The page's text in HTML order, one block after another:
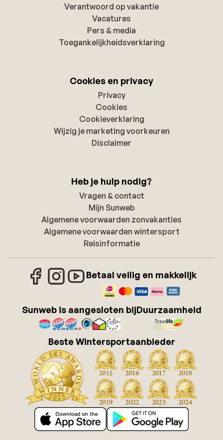
Verantwoord op vakantie
Vacatures
Pers & media
Toegankelijkheidsverklaring
Cookies en privacy
Privacy
Cookies
Cookieverklaring
Wijzig je marketing voorkeuren
Disclaimer
Heb je hulp nodig?
Vragen & contact
Mijn Sunweb
Algemene voorwaarden zonvakanties
Algemene voorwaarden wintersport
Reisinformatie
Betaal veilig en makkelijk
Sunweb is aangesloten bijDuurzaamheid
Beste Wintersportaanbieder